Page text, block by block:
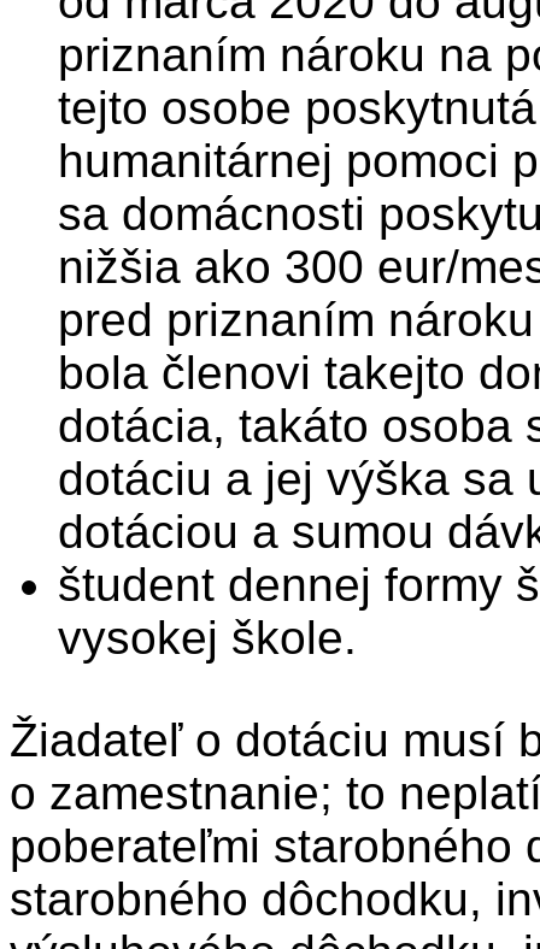
priznaním nároku na
tejto osobe
humanitárnej pomoci
sa domácnosti
nižšia ako 300 eur/
pred priznaním
bola členovi takejto
dotácia, takáto osoba
dotáciu a jej výška sa
dotáciou a sumou
študent dennej formy
vysokej škole.
Žiadateľ o dotáciu musí
o zamestnanie; to
poberateľmi starobného
starobného dôchodku,